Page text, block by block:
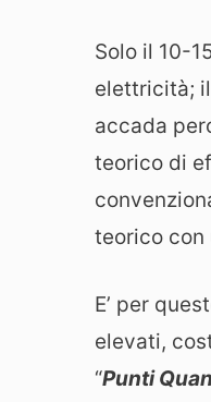
Solo il 10-
elettricità;
accada
teorico di
teorico con
E’ per
elevati,
“Punti